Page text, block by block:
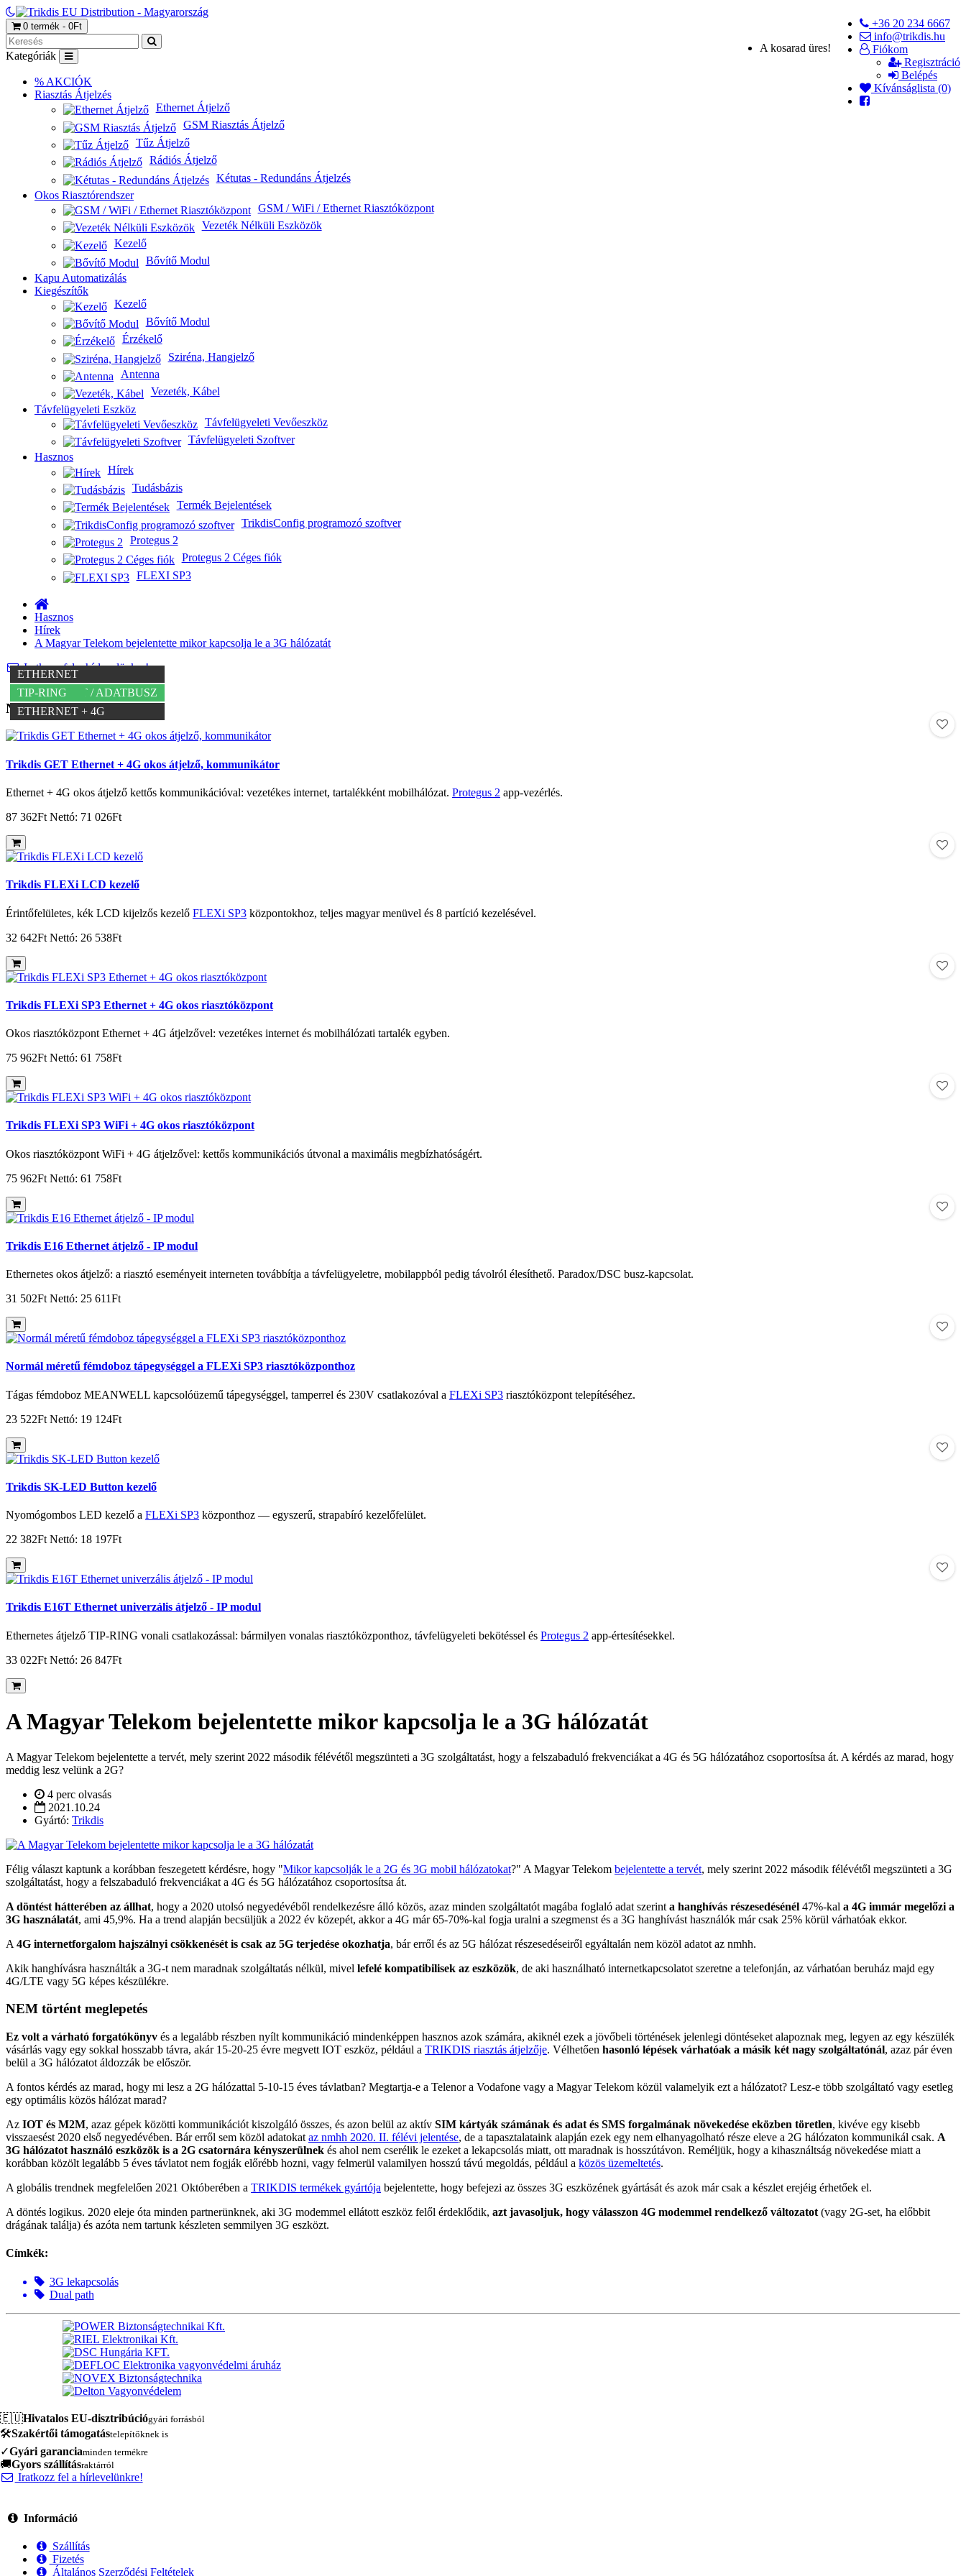
+36 20 234 6667
info@trikdis.hu
Fiókom
Regisztráció
Belépés
Kívánságlista (0)
0 termék - 0Ft
A kosarad üres!
Kategóriák
% AKCIÓK
Riasztás Átjelzés
Ethernet Átjelző
GSM Riasztás Átjelző
Tűz Átjelző
Rádiós Átjelző
Kétutas - Redundáns Átjelzés
Okos Riasztórendszer
GSM / WiFi / Ethernet Riasztóközpont
Vezeték Nélküli Eszközök
Kezelő
Bővítő Modul
Kapu Automatizálás
Kiegészítők
Kezelő
Bővítő Modul
Érzékelő
Sziréna, Hangjelző
Antenna
Vezeték, Kábel
Távfelügyeleti Eszköz
Távfelügyeleti Vevőeszköz
Távfelügyeleti Szoftver
Hasznos
Hírek
Tudásbázis
Termék Bejelentések
TrikdisConfig programozó szoftver
Protegus 2
Protegus 2 Céges fiók
FLEXI SP3
Hasznos
Hírek
A Magyar Telekom bejelentette mikor kapcsolja le a 3G hálózatát
Iratkozz fel a hírlevelünkre!
Neked ajánljuk
SOROS PORT / ADATBUSZ
TIP-RING
ETHERNET + 4G
Trikdis GET Ethernet + 4G okos átjelző, kommunikátor
Ethernet + 4G okos átjelző kettős kommunikációval: vezetékes internet, tartalékként mobilhálózat. Protegus 2 app-vezérlés.
87 362Ft Nettó: 71 026Ft
MAGYAR NYELVŰ
Trikdis FLEXi LCD kezelő
Érintőfelületes, kék LCD kijelzős kezelő FLEXi SP3 központokhoz, teljes magyar menüvel és 8 partíció kezelésével.
32 642Ft Nettó: 26 538Ft
ETHERNET + 4G
Trikdis FLEXi SP3 Ethernet + 4G okos riasztóközpont
Okos riasztóközpont Ethernet + 4G átjelzővel: vezetékes internet és mobilhálózati tartalék egyben.
75 962Ft Nettó: 61 758Ft
WIFI + 4G
Trikdis FLEXi SP3 WiFi + 4G okos riasztóközpont
Okos riasztóközpont WiFi + 4G átjelzővel: kettős kommunikációs útvonal a maximális megbízhatóságért.
75 962Ft Nettó: 61 758Ft
ETHERNET
SOROS PORT / ADATBUSZ
Trikdis E16 Ethernet átjelző - IP modul
Ethernetes okos átjelző: a riasztó eseményeit interneten továbbítja a távfelügyeletre, mobilappból pedig távolról élesíthető. Paradox/DSC busz-kapcsolat.
31 502Ft Nettó: 25 611Ft
Normál méretű fémdoboz tápegységgel a FLEXi SP3 riasztóközponthoz
Tágas fémdoboz MEANWELL kapcsolóüzemű tápegységgel, tamperrel és 230V csatlakozóval a FLEXi SP3 riasztóközpont telepítéséhez.
23 522Ft Nettó: 19 124Ft
Trikdis SK-LED Button kezelő
Nyomógombos LED kezelő a FLEXi SP3 központhoz — egyszerű, strapabíró kezelőfelület.
22 382Ft Nettó: 18 197Ft
ETHERNET
TIP-RING
Trikdis E16T Ethernet univerzális átjelző - IP modul
Ethernetes átjelző TIP-RING vonali csatlakozással: bármilyen vonalas riasztóközponthoz, távfelügyeleti bekötéssel és Protegus 2 app-értesítésekkel.
33 022Ft Nettó: 26 847Ft
A Magyar Telekom bejelentette mikor kapcsolja le a 3G hálózatát
A Magyar Telekom bejelentette a tervét, mely szerint 2022 második félévétől megszünteti a 3G szolgáltatást, hogy a felszabaduló frekvenciákat a 4G és 5G hálózatához csoportosítsa át. A kérdés az marad, hogy
meddig lesz velünk a 2G?
4 perc olvasás
2021.10.24
Gyártó: Trikdis
Félig választ kaptunk a korábban feszegetett kérdésre, hogy "Mikor kapcsolják le a 2G és 3G mobil hálózatokat?" A Magyar Telekom bejelentette a tervét, mely szerint 2022 második félévétől megszünteti a 3G
szolgáltatást, hogy a felszabaduló frekvenciákat a 4G és 5G hálózatához csoportosítsa át.
A döntést hátterében az állhat, hogy a 2020 utolsó negyedévéből rendelkezésre álló közös, azaz minden szolgáltatót magába foglaló adat szerint a hanghívás részesedésénél 47%-kal a 4G immár megelőzi a
3G használatát, ami 45,9%. Ha a trend alapján becsüljük a 2022 év közepét, akkor a 4G már 65-70%-kal fogja uralni a szegmenst és a 3G hanghívást használók már csak 25% körül várhatóak ekkor.
A 4G internetforgalom hajszálnyi csökkenését is csak az 5G terjedése okozhatja, bár erről és az 5G hálózat részesedéseiről egyáltalán nem közöl adatot az nmhh.
Akik hanghívásra használták a 3G-t nem maradnak szolgáltatás nélkül, mivel lefelé kompatibilisek az eszközök, de aki használható internetkapcsolatot szeretne a telefonján, az várhatóan beruház majd egy
4G/LTE vagy 5G képes készülékre.
NEM történt meglepetés
Ez volt a várható forgatókönyv és a legalább részben nyílt kommunikáció mindenképpen hasznos azok számára, akiknél ezek a jövőbeli történések jelenlegi döntéseket alapoznak meg, legyen az egy készülék
vásárlás vagy egy sokkal hosszabb távra, akár 15-20-25 évre megvett IOT eszköz, például a TRIKDIS riasztás átjelzője. Vélhetően hasonló lépések várhatóak a másik két nagy szolgáltatónál, azaz pár éven
belül a 3G hálózatot áldozzák be először.
A fontos kérdés az marad, hogy mi lesz a 2G hálózattal 5-10-15 éves távlatban? Megtartja-e a Telenor a Vodafone vagy a Magyar Telekom közül valamelyik ezt a hálózatot? Lesz-e több szolgáltató vagy esetleg
egy optimális közös hálózat marad?
Az IOT és M2M, azaz gépek közötti kommunikációt kiszolgáló összes, és azon belül az aktív SIM kártyák számának és adat és SMS forgalmának növekedése eközben töretlen, kivéve egy kisebb
visszaesést 2020 első negyedévében. Bár erről sem közöl adatokat az nmhh 2020. II. félévi jelentése, de a tapasztalataink alapján ezek egy nem elhanyagolható része eleve a 2G hálózaton kommunikál csak. A
3G hálózatot használó eszközök is a 2G csatornára kényszerülnek és ahol nem cserélik le ezeket a lekapcsolás miatt, ott maradnak is hosszútávon. Reméljük, hogy a kihasználtság növekedése miatt a
korábban közölt legalább 5 éves távlatot nem fogják előrébb hozni, vagy felmerül valamilyen hosszú távú megoldás, például a közös üzemeltetés.
A globális trendnek megfelelően 2021 Októberében a TRIKDIS termékek gyártója bejelentette, hogy befejezi az összes 3G eszközének gyártását és azok már csak a készlet erejéig érhetőek el.
A döntés logikus. 2020 eleje óta minden partnerünknek, aki 3G modemmel ellátott eszköz felől érdeklődik, azt javasoljuk, hogy válasszon 4G modemmel rendelkező változatot (vagy 2G-set, ha előbbit
drágának találja) és azóta nem tartunk készleten semmilyen 3G eszközt.
Címkék:
3G lekapcsolás
Dual path
🇪🇺Hivatalos EU-disztribúciógyári forrásból
🛠️Szakértői támogatástelepítőknek is
✓Gyári garanciaminden termékre
🚚Gyors szállításraktárról
Iratkozz fel a hírlevelünkre!
Információ
Szállítás
Fizetés
Általános Szerződési Feltételek